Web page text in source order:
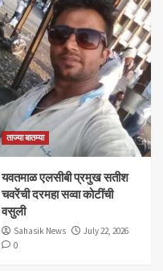
ताज्या बातम्या
यवतमाळ एलसीबी प्रमुख सतीश
चवरेंची दरमहा सव्वा कोटींची
वसुली
Sahasik News
July 22, 2026
0